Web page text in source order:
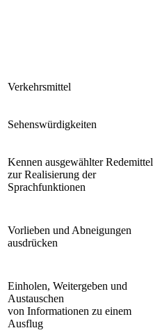
Verkehrsmittel
Sehenswürdigkeiten
Kennen ausgewählter Redemittel
zur Realisierung der
Sprachfunktionen
Vorlieben und Abneigungen
ausdrücken
Einholen, Weitergeben und
Austauschen
von Informationen zu einem
Ausflug